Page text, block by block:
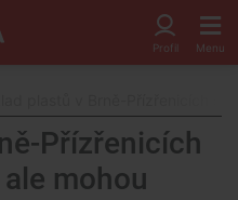
Přízřenicích
mohou